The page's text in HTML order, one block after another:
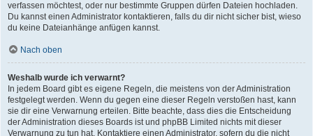
verfassen möchtest, oder nur bestimmte Gruppen dürfen Dateien hochladen.
Du kannst einen Administrator kontaktieren, falls du dir nicht sicher bist, wieso
du keine Dateianhänge anfügen kannst.
Nach oben
Weshalb wurde ich verwarnt?
In jedem Board gibt es eigene Regeln, die meistens von der Administration
festgelegt werden. Wenn du gegen eine dieser Regeln verstoßen hast, kann
sie dir eine Verwarnung erteilen. Bitte beachte, dass dies die Entscheidung
der Administration dieses Boards ist und phpBB Limited nichts mit dieser
Verwarnung zu tun hat. Kontaktiere einen Administrator, sofern du die nicht